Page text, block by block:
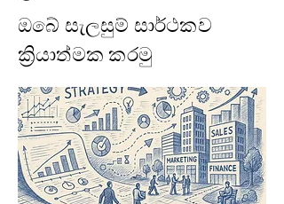
ඔබේ සැලසුම් සාර්ථකව
ක්‍රියාත්මක කරමු